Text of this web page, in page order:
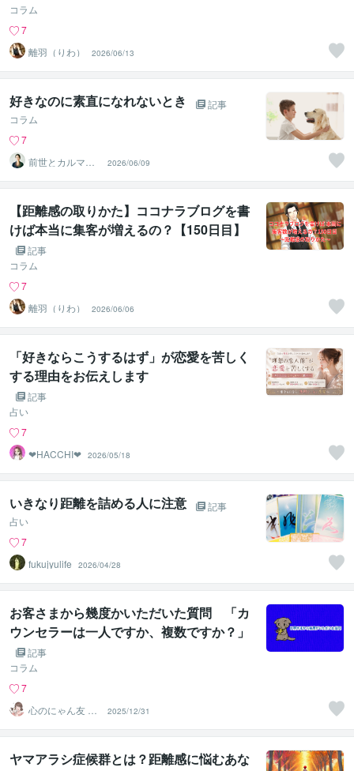
コラム
7
離羽（りわ）
2026/06/13
好きなのに素直になれないとき
記事
コラム
7
前世とカルマの
翻訳者 Haku
2026/06/09
【距離感の取りかた】ココナラブログを書
けば本当に集客が増えるの？【150日目】
記事
コラム
7
離羽（りわ）
2026/06/06
「好きならこうするはず」が恋愛を苦しく
する理由をお伝えします
記事
占い
7
❤︎HACCHI❤︎ 2026/05/18
いきなり距離を詰める人に注意
記事
占い
7
fukujyulife
2026/04/28
お客さまから幾度かいただいた質問 「カ
ウンセラーは一人ですか、複数ですか？」
記事
コラム
7
心のにゃん友 ゆ
かこ【うつ・復
縁相談】
2025/12/31
ヤマアラシ症候群とは？距離感に悩むあな